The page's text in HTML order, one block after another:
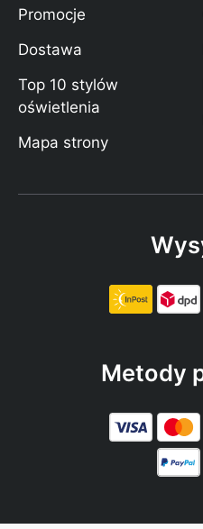
Promocje
Dostawa
Top 10 stylów
oświetlenia
Mapa strony
Metody